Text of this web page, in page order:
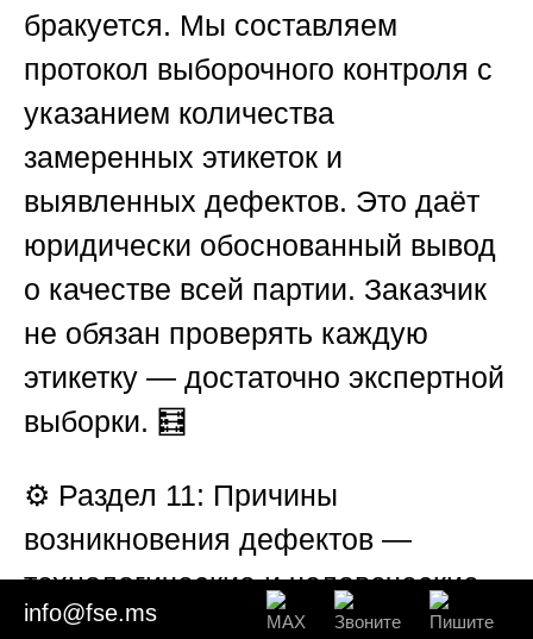
бракуется. Мы составляем
протокол выборочного контроля с
указанием количества
замеренных этикеток и
выявленных дефектов. Это даёт
юридически обоснованный вывод
о качестве всей партии. Заказчик
не обязан проверять каждую
этикетку — достаточно экспертной
выборки. 🧮
⚙️ Раздел 11: Причины
возникновения дефектов —
технологические и человеческие
info@fse.ms